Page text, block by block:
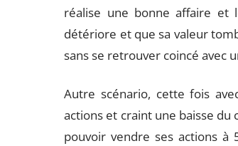
réalise une bonne affaire et
détériore et que sa valeur
sans se retrouver coincé avec
Autre scénario, cette fois
actions et craint une baisse du
pouvoir vendre ses actions